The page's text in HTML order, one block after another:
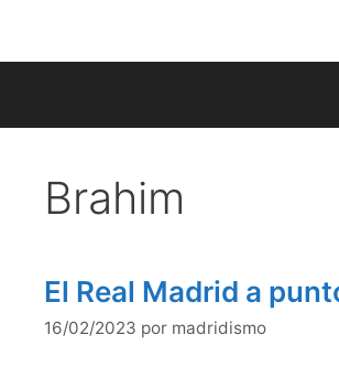
Brahim
El Real Madrid a
16/02/2023 por madridismo